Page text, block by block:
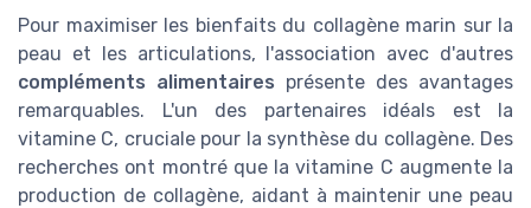
Pour maximiser les bienfaits du collagène marin sur la
peau et les articulations, l'association avec d'autres
compléments alimentaires présente des avantages
remarquables. L'un des partenaires idéals est la
vitamine C, cruciale pour la synthèse du collagène. Des
recherches ont montré que la vitamine C augmente la
production de collagène, aidant à maintenir une peau